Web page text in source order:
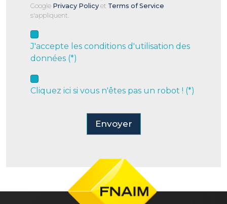
Google Privacy Policy et Terms of Service
s'appliquent.
J'accepte les conditions d'utilisation des
données (*)
Cliquez ici si vous n'êtes pas un robot ! (*)
Envoyer